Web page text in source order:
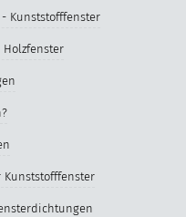
Kunststofffenster